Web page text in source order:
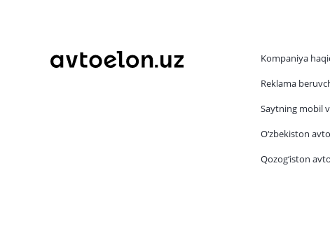
Kompaniya
Reklama
Saytning mobil
O‘zbekiston
Qozog‘iston